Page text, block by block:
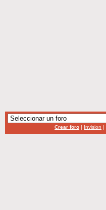
Crear foro Invision